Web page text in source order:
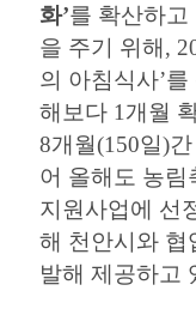
화’를 확산하고
을 주기 위해,
의 아침식사’를
해보다 1 개월
8개월(150일)
어 올해도 농
지원사업에 선
해 천안시와 협
발해 제공하고